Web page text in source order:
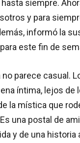
siempre.
y para
informó la
este fin de
no parece casual.
íntima, lejos de
la mística que
una postal de
y de una historia